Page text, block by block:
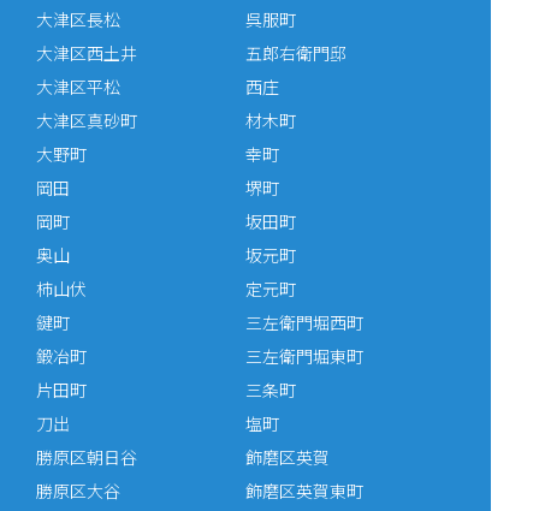
大津区長松
大津区西土井
大津区平松
大津区真砂町
大野町
岡田
岡町
奥山
柿山伏
鍵町
鍛冶町
片田町
刀出
勝原区朝日谷
勝原区大谷
呉服町
五郎右衛門邸
西庄
材木町
幸町
堺町
坂田町
坂元町
定元町
三左衛門堀西町
三左衛門堀東町
三条町
塩町
飾磨区英賀
飾磨区英賀東町